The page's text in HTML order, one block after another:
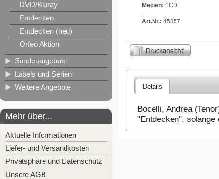
DVD/Bluray
Entdecken
Entdecken (neu)
Orfeo Aktion
Sonderangebote
Labels und Serien
Weitere Angebote
Mehr über...
Aktuelle Informationen
Liefer- und Versandkosten
Privatsphäre und Datenschutz
Unsere AGB
Medien: 1CD
Art.Nr.: 45357
Details
Bocelli, Andrea
"Entdecken", solange